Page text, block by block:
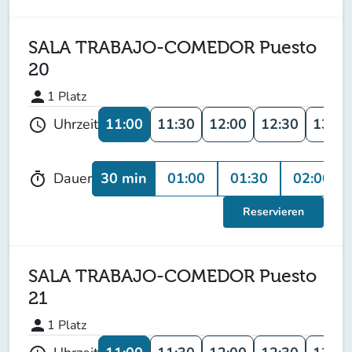
SALA TRABAJO-COMEDOR Puesto
20
person 1 Platz
schedule Uhrzeit 11:00 11:30 12:00 12:30 13:00
timer Dauer 30 min 01:00 01:30 02:00
Reservieren
SALA TRABAJO-COMEDOR Puesto
21
person 1 Platz